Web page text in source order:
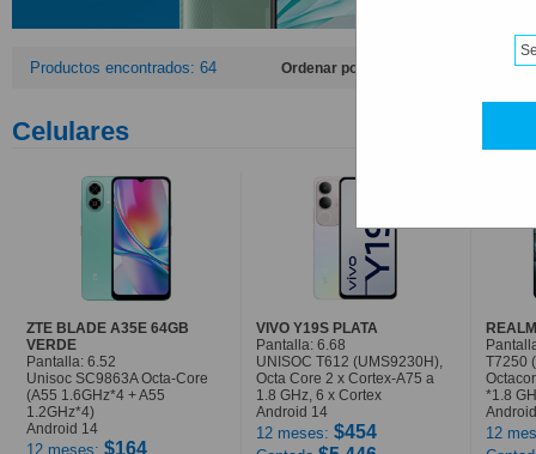
Productos encontrados: 64 Ordenar por:
Celulares
ZTE BLADE A35E 64GB
VERDE
Pantalla: 6.52
Unisoc SC9863A Octa-Core
(A55 1.6GHz*4 + A55
1.2GHz*4)
Android 14
12 meses: $164
VIVO Y19S PLATA
Pantalla: 6.68
UNISOC T612 (UMS9230H),
Octa Core 2 x Cortex-A75 a
1.8 GHz, 6 x Cortex
Android 14
12 meses: $454
T7250
*1.8
12